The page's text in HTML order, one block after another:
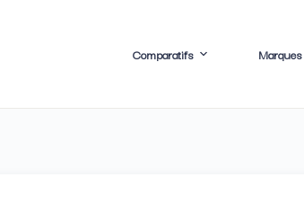
Comparatifs Marques